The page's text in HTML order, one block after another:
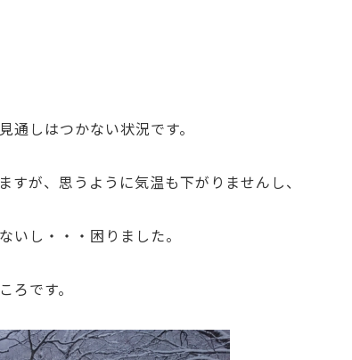
通しはつかない状況です。
すが、思うように気温も下がりませんし、
いし・・・困りました。
ろです。